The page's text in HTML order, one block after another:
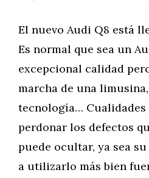
El nuevo Audi Q8 está
Es normal que sea un
excepcional calidad
marcha de una
tecnología… Cualidades
perdonar los defectos
puede ocultar, ya sea
a utilizarlo más bien